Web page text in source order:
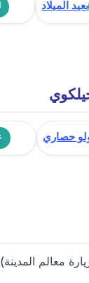
بعيد الميلاد
حصاري
معالم